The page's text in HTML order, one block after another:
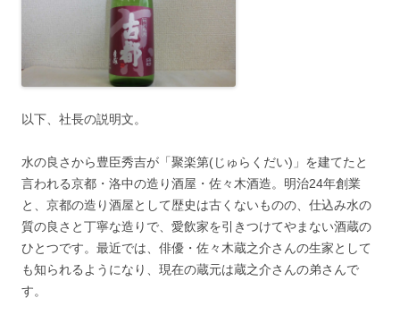
以下、社長の説明文。
水の良さから豊臣秀吉が「聚楽第(じゅらくだい)」を建てたと
言われる京都・洛中の造り酒屋・佐々木酒造。明治24年創業
と、京都の造り酒屋として歴史は古くないものの、仕込み水の
質の良さと丁寧な造りで、愛飲家を引きつけてやまない酒蔵の
ひとつです。最近では、俳優・佐々木蔵之介さんの生家として
も知られるようになり、現在の蔵元は蔵之介さんの弟さんで
す。